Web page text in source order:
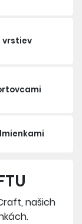
vrstiev
našich